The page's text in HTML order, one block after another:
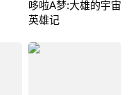
哆啦A梦:大雄的宇宙
英雄记